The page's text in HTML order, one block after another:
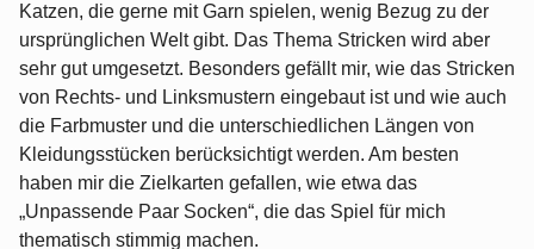
Katzen, die gerne mit Garn spielen, wenig Bezug zu der
ursprünglichen Welt gibt. Das Thema Stricken wird aber
sehr gut umgesetzt. Besonders gefällt mir, wie das Stricken
von Rechts- und Linksmustern eingebaut ist und wie auch
die Farbmuster und die unterschiedlichen Längen von
Kleidungsstücken berücksichtigt werden. Am besten
haben mir die Zielkarten gefallen, wie etwa das
„Unpassende Paar Socken“, die das Spiel für mich
thematisch stimmig machen.